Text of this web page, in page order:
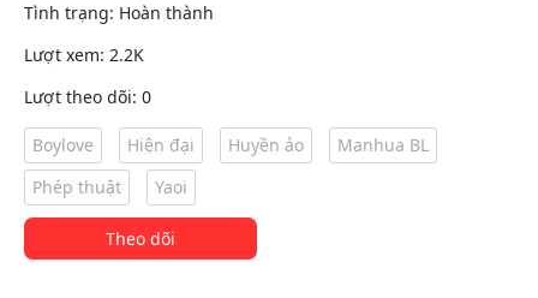
Tình trạng: Hoàn thành
Lượt xem: 2.2K
Lượt theo dõi: 0
Boylove Hiện đại Huyền ảo
Manhua BL
Phép thuật
Yaoi
Theo dõi